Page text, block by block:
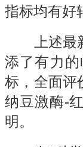
指标均有好
上述最新
添了有力
标，全面评
纳豆激酶-
明。